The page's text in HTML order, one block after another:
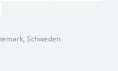
Schweden